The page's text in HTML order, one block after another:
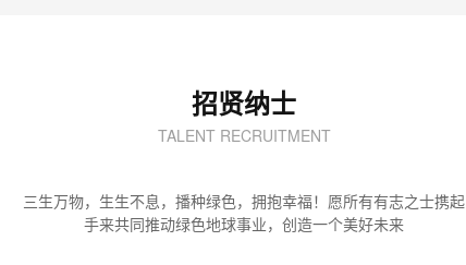
招贤纳士
TALENT RECRUITMENT
三生万物，生生不息，播种绿色，拥抱幸福！愿所有有志之士携起
手来共同推动绿色地球事业，创造一个美好未来